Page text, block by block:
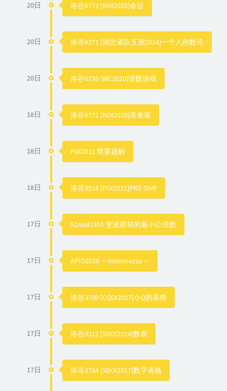
20日 洛谷6773 [NOI2020]命运
20日 洛谷6271 [湖北省队互测2014]一个人的数论
20日 洛谷6730 [WC2020]猜数游戏
18日 洛谷6772 [NOI2020]美食家
18日 POI2011 简要题解
18日 洛谷3516 [POI2011]PRZ-Shift
17日 51nod1355 斐波那契的最小公倍数
17日 APIO2020 ～Intermezzo～
17日 洛谷3700 [CQOI2017]小Q的表格
17日 洛谷3312 [SDOI2014]数表
17日 洛谷3704 [SDOI2017]数字表格